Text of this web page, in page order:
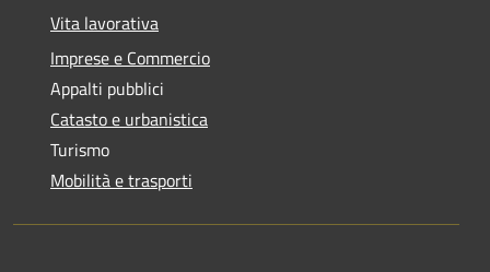
Vita lavorativa
Imprese e Commercio
Appalti pubblici
Catasto e urbanistica
Turismo
Mobilità e trasporti